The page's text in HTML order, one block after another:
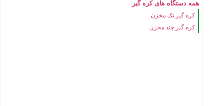
همه دستگاه های کره گیر
کره گیر تک مخزن
کره گیر چند مخزن